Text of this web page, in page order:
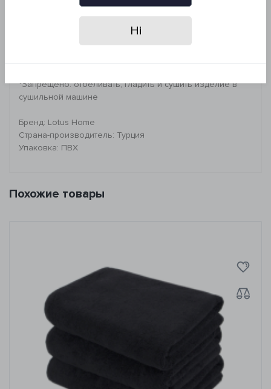
Состав: 100% хлопок, махра
Плотность: 450 г/м²
Рекомендации по уходу:
*Запрещено: отбеливать, гладить и сушить изделие в
сушильной машине
Бренд: Lotus Home
Страна-производитель: Турция
Упаковка: ПВХ
Похожие товары
Ні